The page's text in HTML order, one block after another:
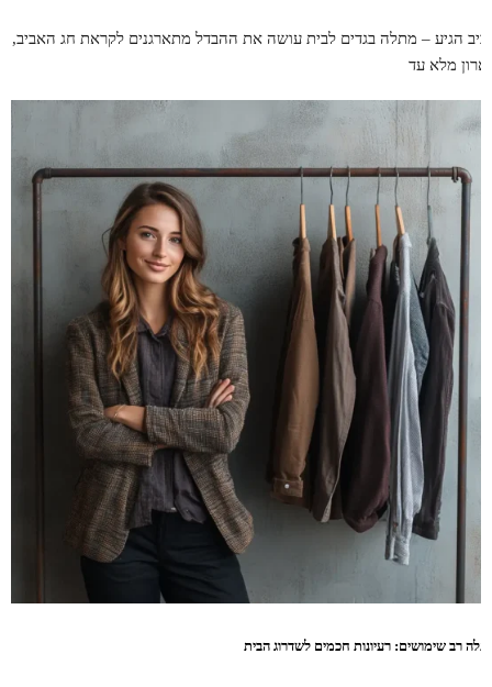
הגיע – מתלה בגדים לבית עושה את ההבדל מתארגנים לקראת חג האביב,
מלא עד
רב שימושים: רעיונות חכמים לשדרוג הבית